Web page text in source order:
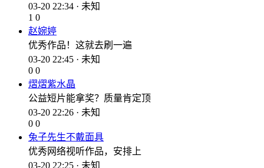
03-20 22:34 · 未知
1 0
赵婉婷
优秀作品！这就去刷一遍
03-20 22:45 · 未知
0 0
熠熠紫水晶
公益短片能拿奖？质量肯定顶
03-20 22:26 · 未知
0 0
兔子先生不戴面具
优秀网络视听作品，安排上
03-20 22:25 · 未知